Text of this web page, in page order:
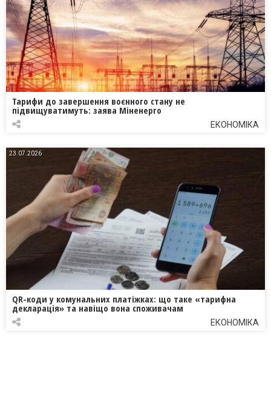
Тарифи до завершення воєнного стану не
підвищуватимуть: заява Міненерго
ЕКОНОМІКА
23.07.2026
QR-коди у комунальних платіжках: що таке «тарифна
декларація» та навіщо вона споживачам
ЕКОНОМІКА